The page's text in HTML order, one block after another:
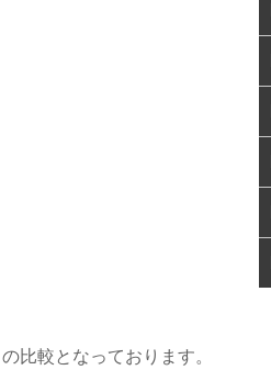
比較となっております。